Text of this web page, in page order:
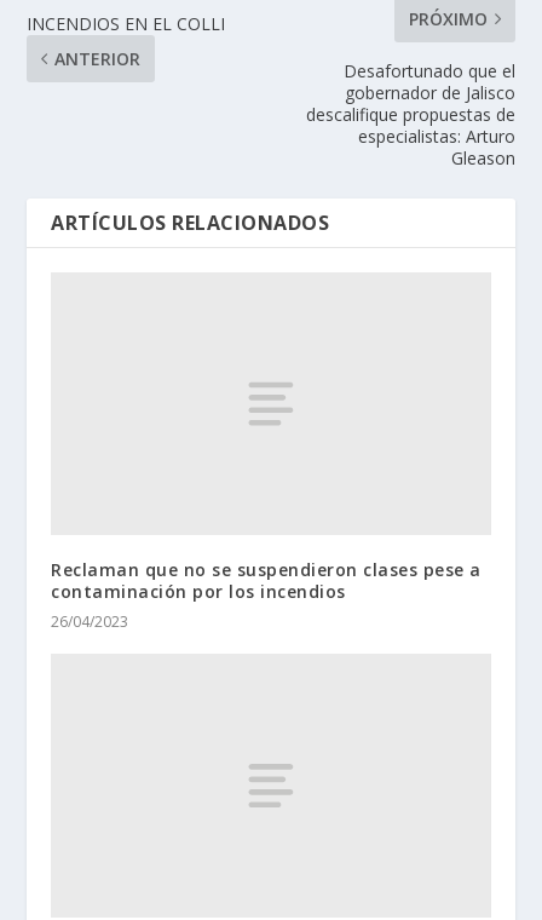
INCENDIOS EN EL COLLI
ANTERIOR
PRÓXIMO
Desafortunado que el
gobernador de Jalisco
descalifique propuestas de
especialistas: Arturo
Gleason
ARTÍCULOS RELACIONADOS
Reclaman que no se suspendieron clases pese a
contaminación por los incendios
26/04/2023